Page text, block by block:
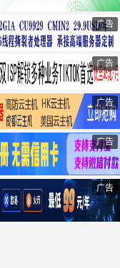
广告
广告
广告
广告
广告